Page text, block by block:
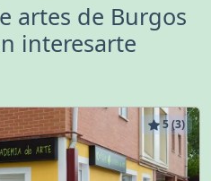
artes de Burgos
interesarte
5 (3)